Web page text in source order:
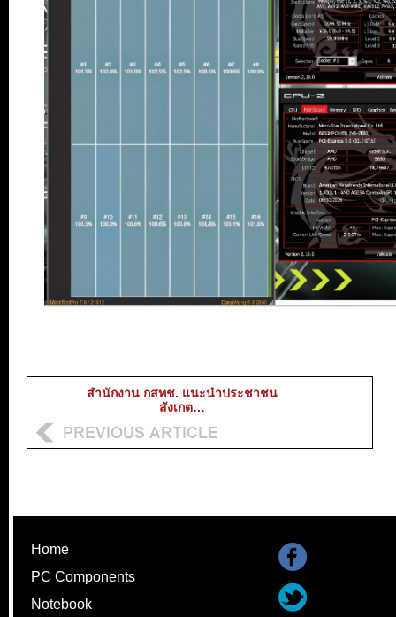
สำนักงาน กสทช. แนะนำประชาชน
สังเกต…
Home
PC Components
Notebook